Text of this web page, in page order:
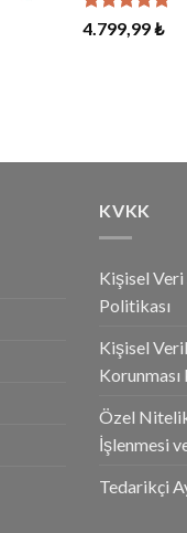
5 üzerinden
oy
4.799,99₺
KVKK
Kişisel Veri
Politikası
Kişisel
Korunması
Özel
İşlenmesi
Tedarikçi